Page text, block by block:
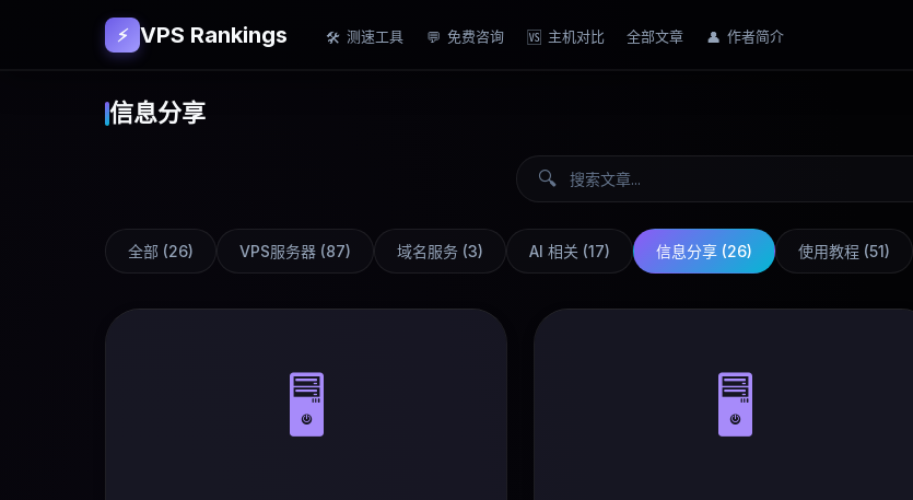
⚡ VPS Rankings 🛠 测速工具 💬 免费咨询 🆚 主机对比 全部文章 👤 作者简介
信息分享
🔍
全部 (26) VPS服务器 (87) 域名服务 (3) AI 相关 (17) 信息分享 (26) 使用教程 (51)
🖥️ 🖥️